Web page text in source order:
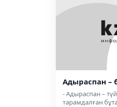
Адыраспан –
- Адыраспан –
тарамдалған